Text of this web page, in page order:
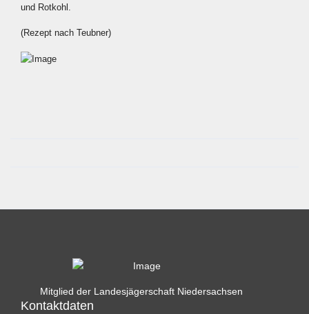
und Rotkohl.
(Rezept nach Teubner)
Mitglied der Landesjägerschaft Niedersachsen
Kontaktdaten